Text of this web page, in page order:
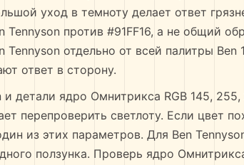
уход в темноту делает ответ
Tennyson против #91FF16, а не общий
Tennyson отдельно от всей палитры
ответ в сторону.
и детали ядро Омнитрикса RGB 145,
перепроверить светлоту. Если цвет
из этих параметров. Для Ben
ползунка. Проверь ядро